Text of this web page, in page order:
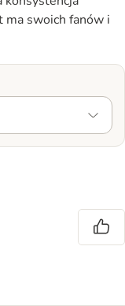
ma swoich fanów i